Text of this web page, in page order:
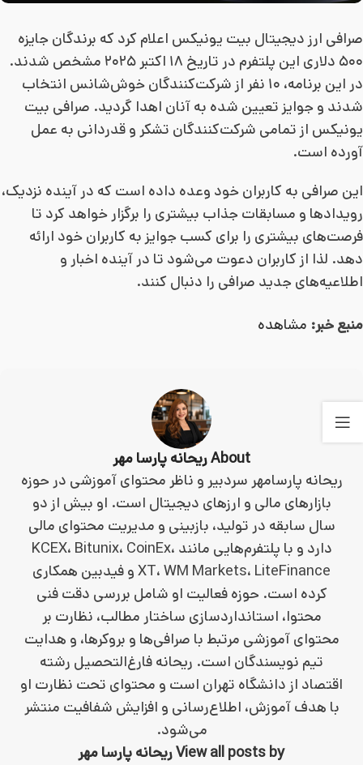
صرافی ارز دیجیتال بیت یونیکس اعلام کرد که برندگان جایزه
۵۰۰ دلاری این پلتفرم در تاریخ ۱۸ اکتبر ۲۰۲۵ مشخص شدند.
در این برنامه، ۱۰ نفر از شرکت‌کنندگان خوش‌شانس انتخاب
شدند و جوایز تعیین شده به آنان اهدا گردید. صرافی بیت
یونیکس از تمامی شرکت‌کنندگان تشکر و قدردانی به عمل
آورده است.
این صرافی به کاربران خود وعده داده است که در آینده نزدیک،
رویدادها و مسابقات جذاب بیشتری را برگزار خواهد کرد تا
فرصت‌های بیشتری را برای کسب جوایز به کاربران خود ارائه
دهد. لذا از کاربران دعوت می‌شود تا در آینده اخبار و
اطلاعیه‌های جدید صرافی را دنبال کنند.
منبع خبر: مشاهده
About ریحانه پارسا مهر
ریحانه پارسامهر سردبیر و ناظر محتوای آموزشی در حوزه
بازارهای مالی و ارزهای دیجیتال است. او بیش از دو
سال سابقه در تولید، بازبینی و مدیریت محتوای مالی
دارد و با پلتفرم‌هایی مانند KCEX، Bitunix، CoinEx،
XT، WM Markets، LiteFinance و فیدبین همکاری
کرده است. حوزه فعالیت او شامل بررسی دقت فنی
محتوا، استانداردسازی ساختار مطالب، نظارت بر
محتوای آموزشی مرتبط با صرافی‌ها و بروکرها، و هدایت
تیم نویسندگان است. ریحانه فارغ‌التحصیل رشته
اقتصاد از دانشگاه تهران است و محتوای تحت نظارت او
با هدف آموزش، اطلاع‌رسانی و افزایش شفافیت منتشر
می‌شود.
View all posts by ریحانه پارسا مهر